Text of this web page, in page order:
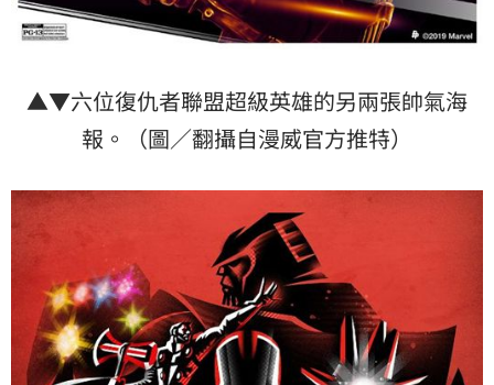
▲▼六位復仇者聯盟超級英雄的另兩張帥氣海
報。（圖／翻攝自漫威官方推特）